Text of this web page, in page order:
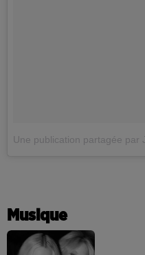
Une publication partagée par
Musique